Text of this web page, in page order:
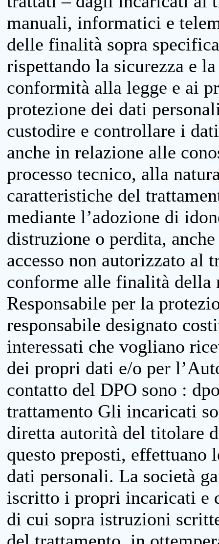
manuali, informatici e
delle finalità sopra
rispettando la sicurezza e
conformità alla legge e ai
protezione dei dati
custodire e controllare i
anche in relazione alle
processo tecnico, alla
caratteristiche del
mediante l’adozione di
distruzione o perdita,
accesso non autorizzato al
conforme alle finalità della
Responsabile per la
responsabile designato
interessati che vogliano
dei propri dati e/o per
contatto del DPO sono :
trattamento Gli incaricati
diretta autorità del titolare
questo preposti, effettuano
dati personali. La società
iscritto i propri incaricati e
di cui sopra istruzioni